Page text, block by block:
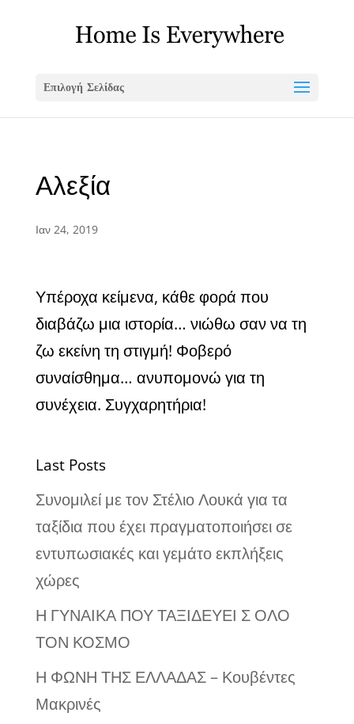
Επιλογή Σελίδας
Αλεξία
Ιαν 24, 2019
Υπέροχα κείμενα, κάθε φορά που
διαβάζω μια ιστορία… νιώθω σαν να τη
ζω εκείνη τη στιγμή! Φοβερό
συναίσθημα… ανυπομονώ για τη
συνέχεια. Συγχαρητήρια!
Last Posts
Συνομιλεί με τον Στέλιο Λουκά για τα
ταξίδια που έχει πραγματοποιήσει σε
εντυπωσιακές και γεμάτο εκπλήξεις
χώρες
Η ΓΥΝΑΙΚΑ ΠΟΥ ΤΑΞΙΔΕΥΕΙ Σ ΟΛΟ
ΤΟΝ ΚΟΣΜΟ
Η ΦΩΝΗ ΤΗΣ ΕΛΛΑΔΑΣ – Κουβέντες
Μακρινές